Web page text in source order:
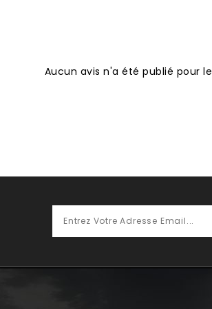
Aucun avis n'a été publié pour